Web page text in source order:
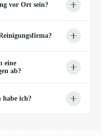
vor Ort sein?
eine
ab?
habe ich?